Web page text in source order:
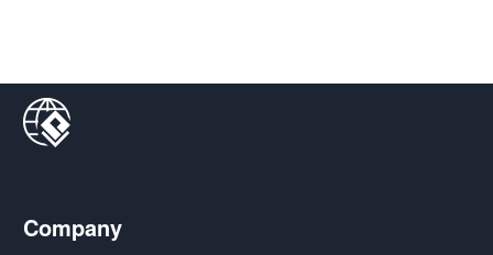
Company